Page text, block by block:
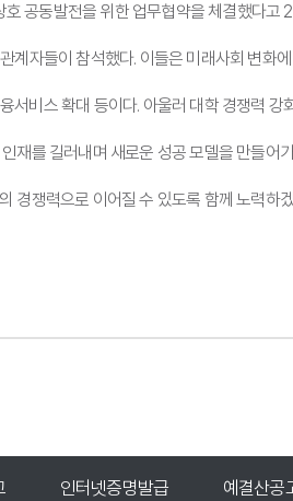
공동발전을 위한 업무협약을 체결했다고
계자들이 참석했다. 이들은 미래사회 변화
스 확대 등이다. 아울러 대학 경쟁력 강
재를 길러내며 새로운 성공 모델을 만들
경쟁력으로 이어질 수 있도록 함께 노력
예결산공고 학칙 및 공